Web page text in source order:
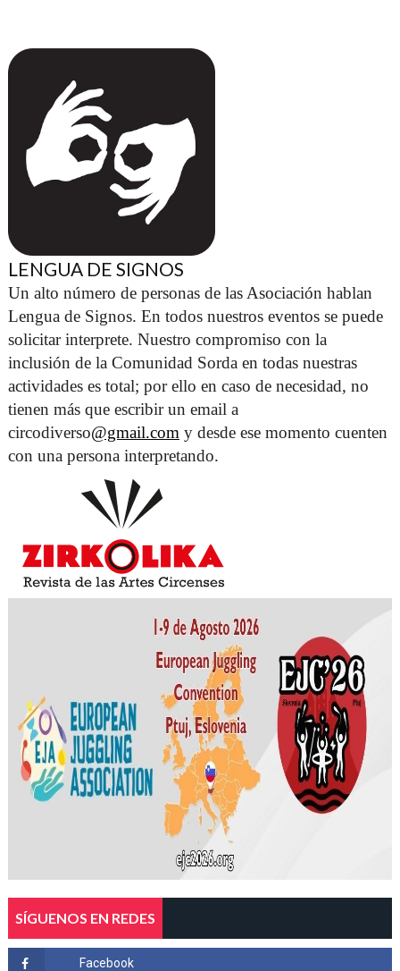
LENGUA DE SIGNOS
Un alto número de personas de las Asociación hablan
Lengua de Signos. En todos nuestros eventos se puede
solicitar interprete. Nuestro compromiso con la
inclusión de la Comunidad Sorda en todas nuestras
actividades es total; por ello en caso de necesidad, no
tienen más que escribir un email a
circodiverso@gmail.com y desde ese momento cuenten
con una persona interpretando.
SÍGUENOS EN REDES